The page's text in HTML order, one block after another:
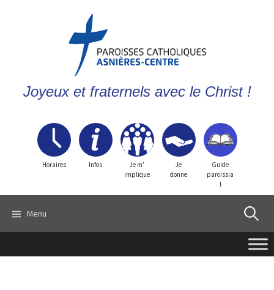
Joyeux et fraternels avec le Christ !
Horaires Infos
Je m'
implique
Je
donne
Guide
paroissia
l
Menu